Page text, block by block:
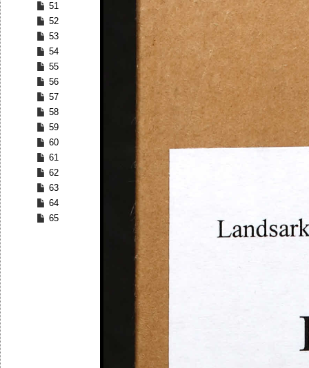
51
52
53
54
55
56
57
58
59
60
61
62
63
64
65